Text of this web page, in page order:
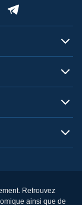
Retrouvez
ainsi que de